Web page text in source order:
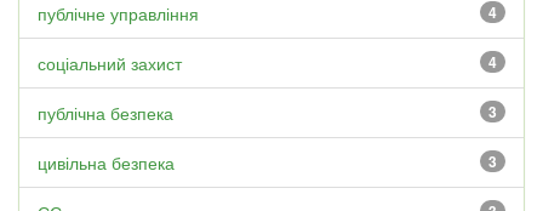
4
публічне управління
4
соціальний захист
3
публічна безпека
3
цивільна безпека